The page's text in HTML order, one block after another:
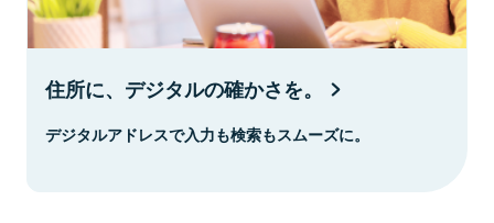
住所に、デジタルの確かさを。
デジタルアドレスで入力も検索もスムーズに。